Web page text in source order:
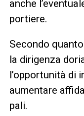
anche
portiere.
Secondo
la dirigenza
l’opportunità di
aumentare
pali.